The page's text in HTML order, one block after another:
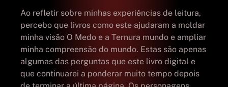
Ao refletir sobre minhas experiências de leitura,
percebo que livros como este ajudaram a moldar
minha visão O Medo e a Ternura mundo e ampliar
minha compreensão do mundo. Estas são apenas
algumas das perguntas que este livro digital e
que continuarei a ponderar muito tempo depois